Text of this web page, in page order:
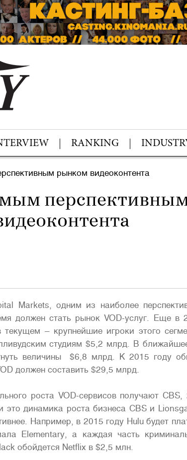
RANKING
рынком видеоконтента
Markets, одним из наиболее
должен стать рынок VOD-услуг. Еще в
– крупнейшие игроки этого
студиям $5,2 млрд. В
величины $6,8 млрд. К 2015 году
должен составить $29,5 млрд.
роста VOD-сервисов получают CBS,
динамика роста бизнеса CBS и
Например, в 2015 году Hulu будет
Elementary, а каждая часть
обойдется Netflix в $2,5 млн.